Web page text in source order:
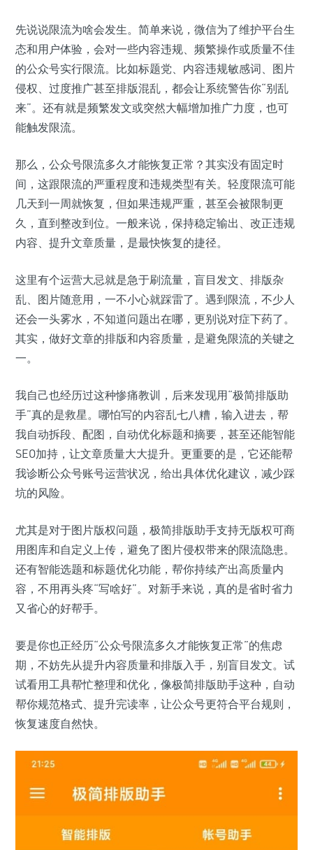
先说说限流为啥会发生。简单来说，微信为了维护平台生
态和用户体验，会对一些内容违规、频繁操作或质量不佳
的公众号实行限流。比如标题党、内容违规敏感词、图片
侵权、过度推广甚至排版混乱，都会让系统警告你“别乱
来”。还有就是频繁发文或突然大幅增加推广力度，也可
能触发限流。
那么，公众号限流多久才能恢复正常？其实没有固定时
间，这跟限流的严重程度和违规类型有关。轻度限流可能
几天到一周就恢复，但如果违规严重，甚至会被限制更
久，直到整改到位。一般来说，保持稳定输出、改正违规
内容、提升文章质量，是最快恢复的捷径。
这里有个运营大忌就是急于刷流量，盲目发文、排版杂
乱、图片随意用，一不小心就踩雷了。遇到限流，不少人
还会一头雾水，不知道问题出在哪，更别说对症下药了。
其实，做好文章的排版和内容质量，是避免限流的关键之
一。
我自己也经历过这种惨痛教训，后来发现用“极简排版助
手”真的是救星。哪怕写的内容乱七八糟，输入进去，帮
我自动拆段、配图，自动优化标题和摘要，甚至还能智能
SEO加持，让文章质量大大提升。更重要的是，它还能帮
我诊断公众号账号运营状况，给出具体优化建议，减少踩
坑的风险。
尤其是对于图片版权问题，极简排版助手支持无版权可商
用图库和自定义上传，避免了图片侵权带来的限流隐患。
还有智能选题和标题优化功能，帮你持续产出高质量内
容，不用再头疼“写啥好”。对新手来说，真的是省时省力
又省心的好帮手。
要是你也正经历“公众号限流多久才能恢复正常”的焦虑
期，不妨先从提升内容质量和排版入手，别盲目发文。试
试看用工具帮忙整理和优化，像极简排版助手这种，自动
帮你规范格式、提升完读率，让公众号更符合平台规则，
恢复速度自然快。